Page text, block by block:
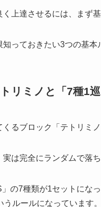
上達させるには、まず
知っておきたい3つの基本
リミノと「7種1
るブロック「テトリミ
は完全にランダムで落
S」の7種類が1セットに
うルールになっています。